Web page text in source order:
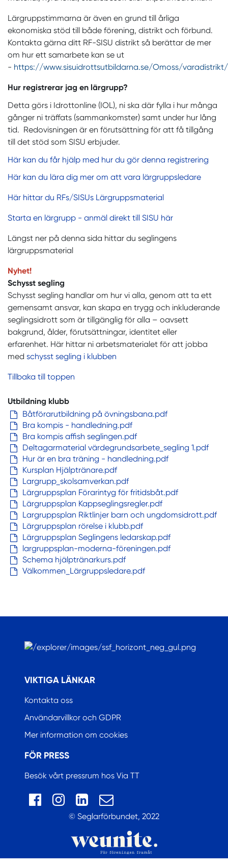
Lärgruppstimmarna är även en grund till årliga
ekonomiska stöd till både förening, distrikt och förbund.
Kontakta gärna ditt RF-SISU distrikt så berättar de mer
om hur ett samarbete kan se ut
- https://www.sisuidrottsutbildarna.se/Omoss/varadistrikt/
Hur registrerar jag en lärgrupp?
Detta görs i Idrottonline (IOL), ni ska där fylla i hur många
gånger ni träffats (sammankomster) samt under hur lång
tid. Redovisningen är en förutsättning för att få tillgång
till det stöd som SISU erbjuder.
Här kan du får hjälp med hur du gör denna registrering
Här kan du lära dig mer om att vara lärgruppsledare
Här hittar du RFs/SISUs Lärgruppsmaterial
Starta en lärgrupp - anmäl direkt till SISU här
Längst ner på denna sida hittar du seglingens
lärgruppsmaterial
Nyhet!
Schysst segling
Schysst segling handlar om hur vi alla, genom att ta ett
gemensamt ansvar, kan skapa en trygg och inkluderande
seglingsidrott som är tillgänglig för alla – oavsett
bakgrund, ålder, förutsättningar, identitet eller
erfarenhet. Här hittar ni arbetsmaterialet för att jobba
med schysst segling i klubben
Tillbaka till toppen
Utbildning klubb
Båtförarutbildning på övningsbana.pdf
Bra kompis - handledning.pdf
Bra kompis affish seglingen.pdf
Deltagarmaterial värdegrundsarbete_segling 1.pdf
Hur är en bra träning - handledning.pdf
Kursplan Hjälptränare.pdf
Largrupp_skolsamverkan.pdf
Lärgruppsplan Förarintyg för fritidsbåt.pdf
Lärgruppsplan Kappseglingsregler.pdf
Largruppsplan Riktlinjer barn och ungdomsidrott.pdf
Lärgruppsplan rörelse i klubb.pdf
Lärgruppsplan Seglingens ledarskap.pdf
largruppsplan-moderna-föreningen.pdf
Schema hjälptränarkurs.pdf
Välkommen_Lärgruppsledare.pdf
VIKTIGA LÄNKAR
Kontakta oss
Användarvillkor och GDPR
Mer information om cookies
FÖR PRESS
Besök vårt pressrum hos Via TT
© Seglarförbundet, 2022